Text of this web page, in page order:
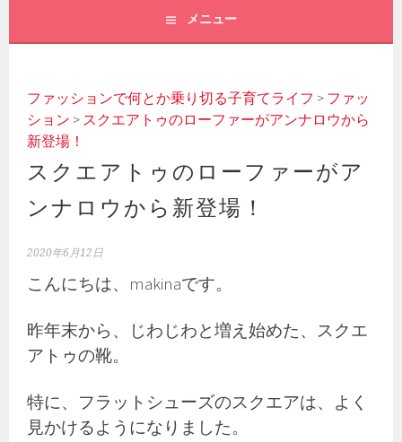
メニュー
ファッションで何とか乗り切る子育てライフ > ファッ
ション > スクエアトゥのローファーがアンナロウから
新登場！
スクエアトゥのローファーがア
ンナロウから新登場！
2020年6月12日
こんにちは、makinaです。
昨年末から、じわじわと増え始めた、スクエ
アトゥの靴。
特に、フラットシューズのスクエアは、よく
見かけるようになりました。